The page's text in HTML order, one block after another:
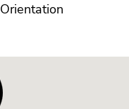
Sur Orientation